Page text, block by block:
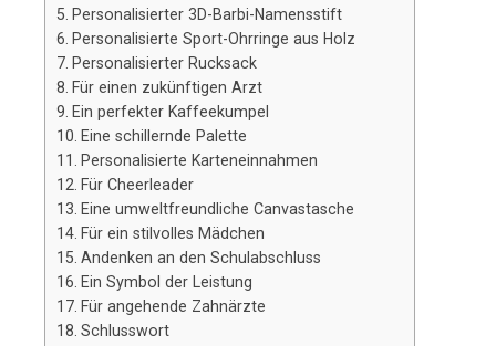
Personalisierter 3D-Barbi-Namensstift
Personalisierte Sport-Ohrringe aus Holz
Personalisierter Rucksack
Für einen zukünftigen Arzt
Ein perfekter Kaffeekumpel
Eine schillernde Palette
Personalisierte Karteneinnahmen
Für Cheerleader
Eine umweltfreundliche Canvastasche
Für ein stilvolles Mädchen
Andenken an den Schulabschluss
Ein Symbol der Leistung
Für angehende Zahnärzte
Schlusswort